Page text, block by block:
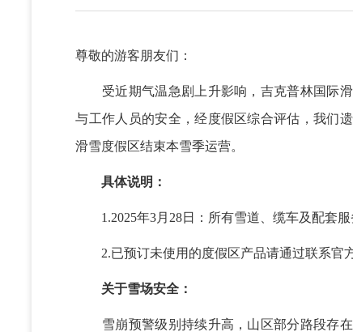
尊敬的游客朋友们：
受近期气温急剧上升影响，吉克普林国际滑
与工作人员的安全，经度假区综合评估，我们
滑雪度假区结束本雪季运营。
具体说明：
1.2025年3月28日：所有雪道、缆车及配套服
2.已预订未使用的度假区产品请通过联系官方
关于雪场安全：
雪崩预警级别持续升高，山区部分路段存在